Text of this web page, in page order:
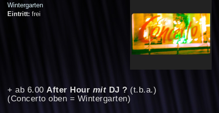
Wintergarten
Eintritt: frei
+ ab 6.00 After Hour mitDJ ? (t.b.a.)
(Concerto oben = Wintergarten)